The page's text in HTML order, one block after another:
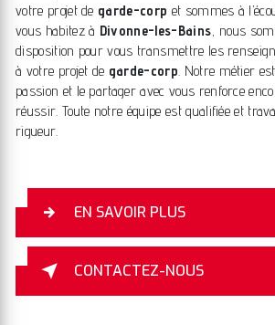
votre projet de garde-corp et sommes à
vous habitez à Divonne-les-Bains, nous
disposition pour vous transmettre les
à votre projet de garde-corp. Notre métier
passion et le partager avec vous renforce
réussir. Toute notre équipe est qualifiée et
rigueur.
EN SAVOIR PLUS
CONTACTEZ-NOUS